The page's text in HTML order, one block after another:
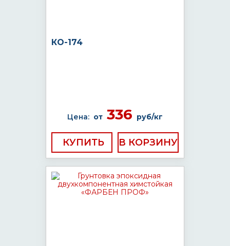
КО-174
Цена: от 336 руб/кг
КУПИТЬ